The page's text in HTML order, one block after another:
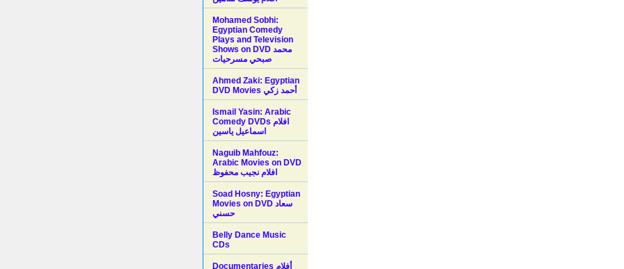
Mohamed Sobhi:
Egyptian Comedy
Plays and Television
Shows on DVD محمد
صبحي مسرحيات
Ahmed Zaki: Egyptian
DVD Movies أحمد زكي
Ismail Yasin: Arabic
Comedy DVDs افلام
اسماعيل ياسين
Naguib Mahfouz:
Arabic Movies on DVD
افلام نجيب محفوظ
Soad Hosny: Egyptian
Movies on DVD سعاد
حسني
Belly Dance Music
CDs
Documentaries أفلام